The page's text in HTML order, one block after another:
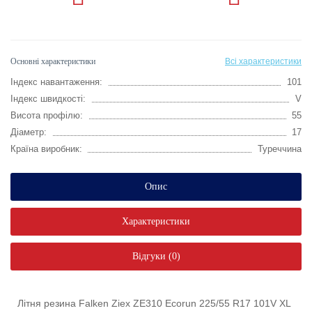
Основні характеристики Всі характеристики
Індекс навантаження:
101
Індекс швидкості:
V
Висота профілю:
55
Діаметр:
17
Країна виробник:
Туреччина
Опис
Характеристики
Відгуки (0)
Літня резина Falken Ziex ZE310 Ecorun 225/55 R17 101V XL